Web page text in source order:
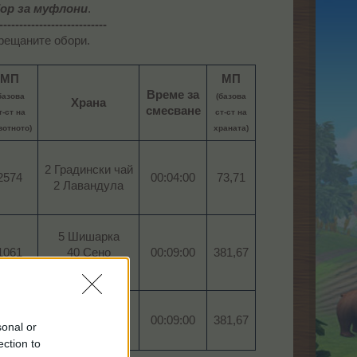
or
to
за муфлони.
обори.
МП
ст на
Храна
Време за
смесване
МП
(базова
ст-ст на
храната)
2 Градински чай
2 Лавандула​
00:04:00​ 73,71​
5 Шишарка
40 Сено
00:09:00 381,67​
1061​ 00:09:00 381,67​